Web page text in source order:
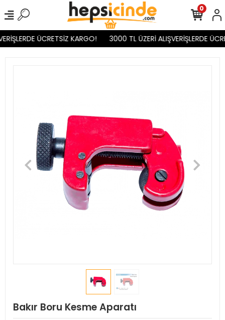
ÜCRETSİZ KARGO! 3000 TL ÜZERİ ALIŞVERİŞLERDE
0
Bakır Boru Kesme Aparatı